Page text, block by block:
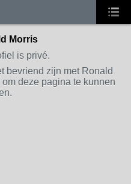
Morris
is privé.
bevriend zijn met Ronald
om deze pagina te kunnen